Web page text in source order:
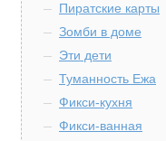
Пиратские карты
Зомби в доме
Эти дети
Туманность Ежа
Фикси-кухня
Фикси-ванная